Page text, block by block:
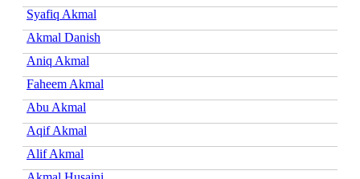
Syafiq Akmal
Akmal Danish
Aniq Akmal
Faheem Akmal
Abu Akmal
Aqif Akmal
Alif Akmal